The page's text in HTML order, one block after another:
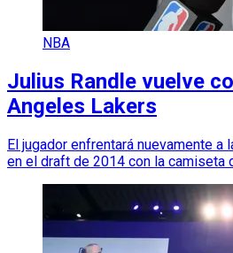
NBA
Julius Randle vuelve
Angeles Lakers
El jugador enfrentará nuevamente
en el draft de 2014 con la camiseta